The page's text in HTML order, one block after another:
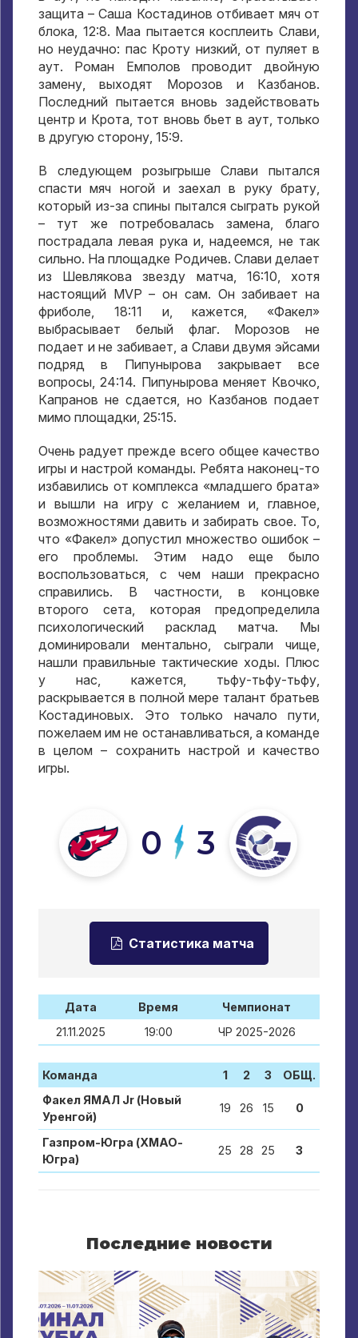
защита – Саша Костадинов отбивает мяч от
блока, 12:8. Маа пытается косплеить Слави,
но неудачно: пас Кроту низкий, от пуляет в
аут. Роман Емполов проводит двойную
замену, выходят Морозов и Казбанов.
Последний пытается вновь задействовать
центр и Крота, тот вновь бьет в аут, только
в другую сторону, 15:9.
В следующем розыгрыше Слави пытался
спасти мяч ногой и заехал в руку брату,
который из-за спины пытался сыграть рукой
– тут же потребовалась замена, благо
пострадала левая рука и, надеемся, не так
сильно. На площадке Родичев. Слави делает
из Шевлякова звезду матча, 16:10, хотя
настоящий MVP – он сам. Он забивает на
фриболе, 18:11 и, кажется, «Факел»
выбрасывает белый флаг. Морозов не
подает и не забивает, а Слави двумя эйсами
подряд в Пипунырова закрывает все
вопросы, 24:14. Пипунырова меняет Квочко,
Капранов не сдается, но Казбанов подает
мимо площадки, 25:15.
Очень радует прежде всего общее качество
игры и настрой команды. Ребята наконец-то
избавились от комплекса «младшего брата»
и вышли на игру с желанием и, главное,
возможностями давить и забирать свое. То,
что «Факел» допустил множество ошибок –
его проблемы. Этим надо еще было
воспользоваться, с чем наши прекрасно
справились. В частности, в концовке
второго сета, которая предопределила
психологический расклад матча. Мы
доминировали ментально, сыграли чище,
нашли правильные тактические ходы. Плюс
у нас, кажется, тьфу-тьфу-тьфу,
раскрывается в полной мере талант братьев
Костадиновых. Это только начало пути,
пожелаем им не останавливаться, а команде
в целом – сохранить настрой и качество
игры.
0 3
Статистика матча
Дата Время
Чемпионат
21.11.2025
19:00 ЧР 2025-2026
Команда 1 2 3
ОБЩ.
Факел ЯМАЛ Jr (Новый
Уренгой)
19 26 15 0
Газпром-Югра (ХМАО-
Югра)
25 28 25 3
Последние новости